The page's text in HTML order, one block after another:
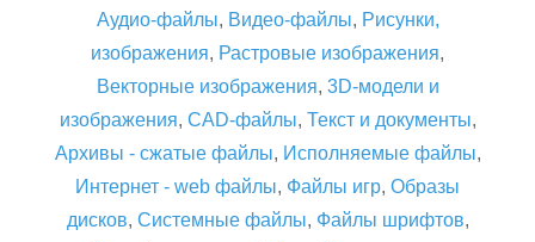
Аудио-файлы, Видео-файлы, Рисунки,
изображения, Растровые изображения,
Векторные изображения, 3D-модели и
изображения, CAD-файлы, Текст и документы,
Архивы - сжатые файлы, Исполняемые файлы,
Интернет - web файлы, Файлы игр, Образы
дисков, Системные файлы, Файлы шрифтов,